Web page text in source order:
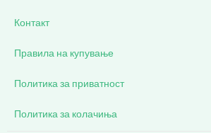
Контакт
Правила на купување
Политика за приватност
Политика за колачиња